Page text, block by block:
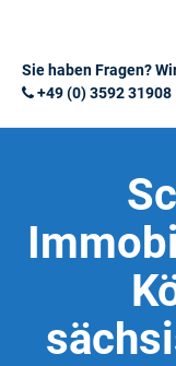
Sie haben Fragen?
+49 (0) 3592 31908